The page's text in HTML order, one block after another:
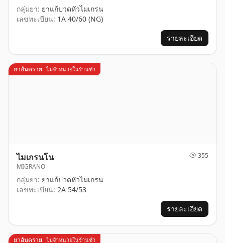
กลุ่มยา: ยาแก้ปวดหัวไมเกรน
เลขทะเบียน: 1A 40/60 (NG)
รายละเอียด
ยาอันตราย ไม่จำหน่ายในร้านชำ
ไมเกรนโน
MIGRANO
355
กลุ่มยา: ยาแก้ปวดหัวไมเกรน
เลขทะเบียน: 2A 54/53
รายละเอียด
ยาอันตราย ไม่จำหน่ายในร้านชำ